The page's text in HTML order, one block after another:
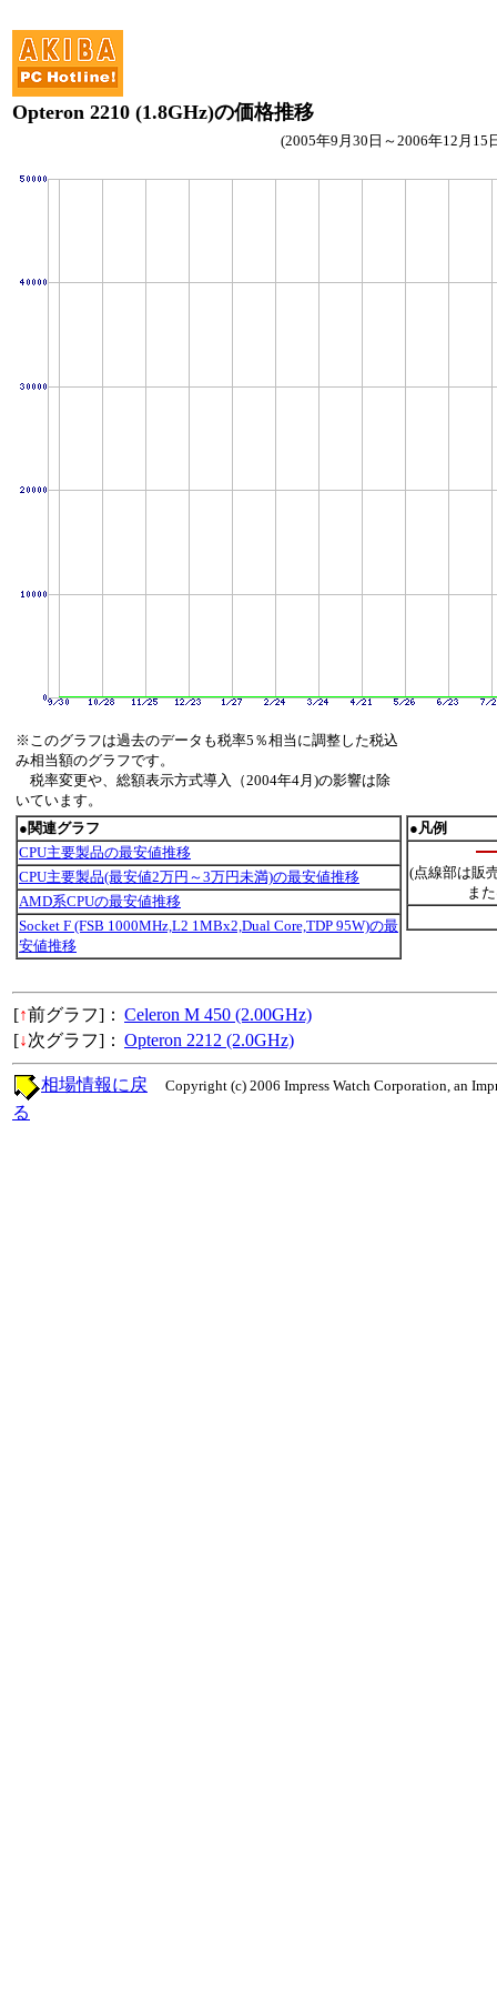
Opteron 2210 (1.8GHz)の価格推移
(2005年9月30日～2006年12月15
※このグラフは過去のデータも税率5％相当に調整した税込
み相当額のグラフです。
税率変更や、総額表示方式導入（2004年4月)の影響は除
いています。
●関連グラフ
CPU主要製品の最安値推移
CPU主要製品(最安値2万円～3万円未満)の最安値推移
AMD系CPUの最安値推移
Socket F (FSB 1000MHz,L2 1MBx2,Dual Core,TDP 95W)の最
安値推移
●凡例
(点線部は販
ま
[↑前グラフ]： Celeron M 450 (2.00GHz)
[↓次グラフ]： Opteron 2212 (2.0GHz)
Copyright (c) 2006 Impress Watch Corporation, an
相場情報に戻
る